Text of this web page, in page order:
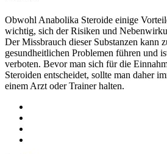
Obwohl Anabolika Steroide einige
wichtig, sich der Risiken und
Der Missbrauch dieser Substanzen kann
gesundheitlichen Problemen führen und
verboten. Bevor man sich für die
Steroiden entscheidet, sollte man daher
einem Arzt oder Trainer halten.